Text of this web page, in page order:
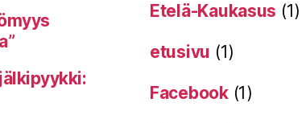
Etelä-Kaukasus (1)
etusivu (1)
Facebook(1)